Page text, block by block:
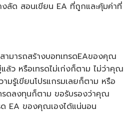
ลัด สอนเขียน EA ที่ถูกและคุ้มค่าที่
ามารถสร้างบอทเทรดEAของคุณ
ล้ว หรือเทรดไม่เก่งก็ตาม ไม่ว่าคุณ
ามรู้เขียนโปรแกรมเลยก็ตาม หรือ
รดลงทุนก็ตาม ขอรับรองว่าคุณ
ด EA ของคุณเองได้แน่นอน